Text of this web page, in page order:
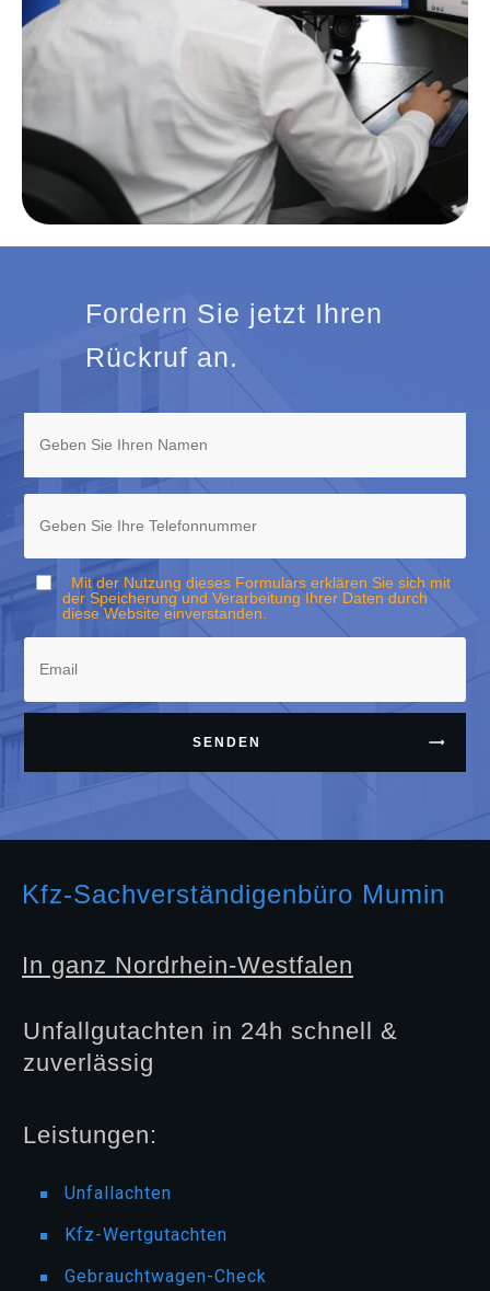
Fordern Sie jetzt Ihren
Rückruf an.
Mit der Nutzung dieses Formulars erklären Sie sich mit
der Speicherung und Verarbeitung Ihrer Daten durch
diese Website einverstanden.
SENDEN
Kfz-Sachverständigenbüro Mumin
In ganz Nordrhein-Westfalen
Unfallgutachten in 24h schnell &
zuverlässig
Leistungen:
Unfallachten
Kfz-Wertgutachten
Gebrauchtwagen-Check